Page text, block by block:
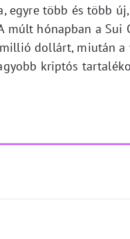
egyre több és több
múlt hónapban a Sui
dollárt, miután
kriptós